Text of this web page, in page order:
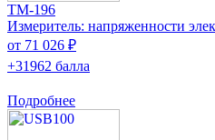
TM-196
Измеритель: напряженности
от 71 026 ₽
+31962 балла
Подробнее